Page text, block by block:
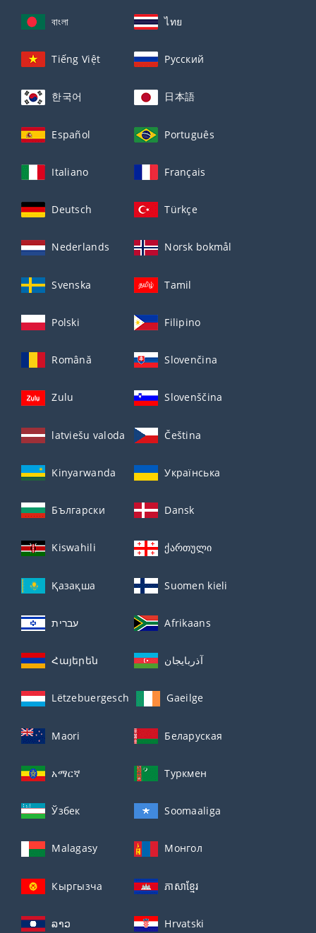
বাংলা ไทย
Tiếng Việt Русский
한국어 日本語
Español Português
Italiano Français
Deutsch Türkçe
Nederlands Norsk bokmål
Svenska Tamil
Polski Filipino
Română Slovenčina
Zulu Slovenščina
latviešu valoda Čeština
Kinyarwanda Українська
Български Dansk
Kiswahili ქართული
Қазақша Suomen kieli
עברית Afrikaans
Հայերեն آذربايجان
Lëtzebuergesch Gaeilge
Maori Беларуская
አማርኛ Туркмен
Ўзбек Soomaaliga
Malagasy Монгол
Кыргызча ភាសាខ្មែរ
ລາວ Hrvatski